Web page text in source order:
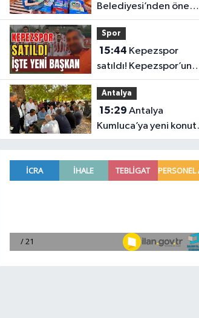
Belediyesi’nden önemli
eğitim
Spor
15:44
satıldı! Kepezspor’un
yeni başkanı kim? İşte
yeni başkan
Antalya
15:29
Kumluca’ya yeni konut
müjdesi